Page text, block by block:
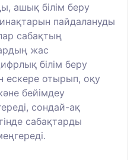
ашық білім беру
пайдалануды
сабақтың
жас
білім беру
ескере отырып, оқу
бейімдеу
сондай-ақ
сабақтарды